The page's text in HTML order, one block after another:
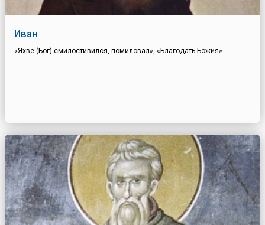
Иван
«Яхве (Бог) смилостивился, помиловал», «Благодать Божия»